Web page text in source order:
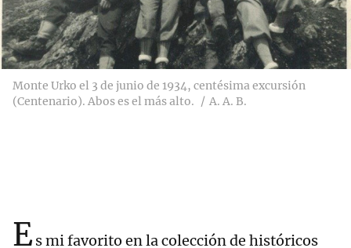
Monte Urko el 3 de junio de 1934, centésima excursión
(Centenario). Abos es el más alto.
A. A. B.
Es mi favorito en la colección de históricos